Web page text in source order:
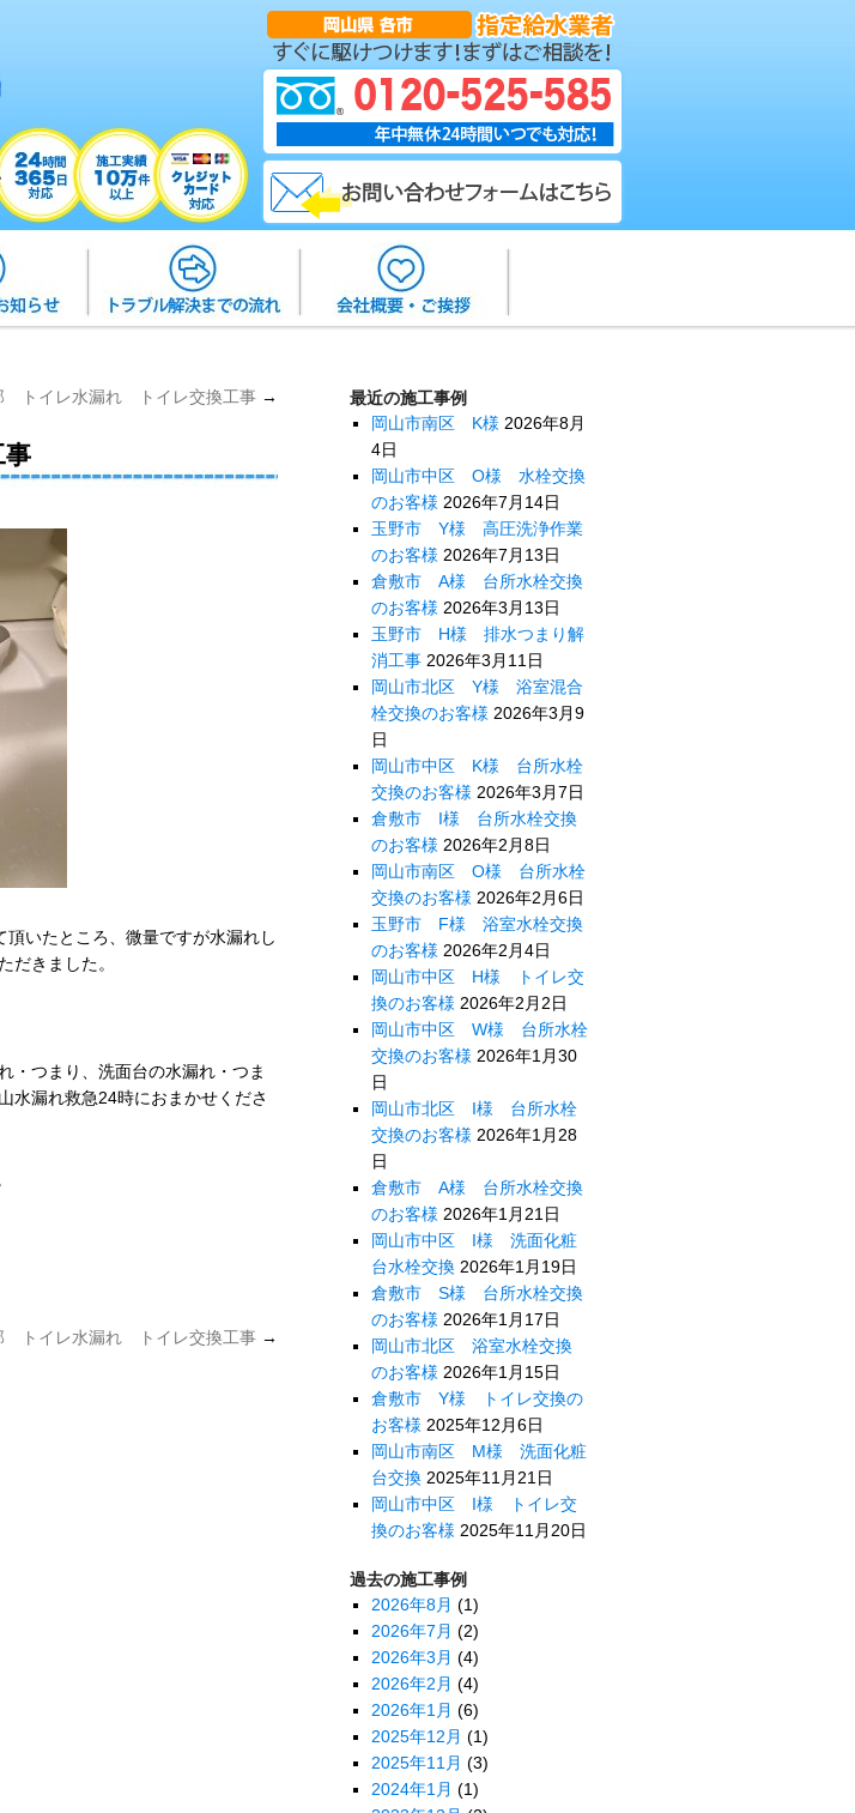
トイレ水漏れ トイレ交換工事 →
いたところ、微量ですが水漏れし
だきました。
・つまり、洗面台の水漏れ・つま
水漏れ救急24時におまかせくださ
トイレ水漏れ トイレ交換工事 →
最近の施工事例
岡山市南区 K様 2026年8月
4日
岡山市中区 O様 水栓交換
のお客様 2026年7月14日
玉野市 Y様 高圧洗浄作業
のお客様 2026年7月13日
倉敷市 A様 台所水栓交換
のお客様 2026年3月13日
玉野市 H様 排水つまり解
消工事 2026年3月11日
岡山市北区 Y様 浴室混合
栓交換のお客様 2026年3月9
日
岡山市中区 K様 台所水栓
交換のお客様 2026年3月7日
倉敷市 I様 台所水栓交換
のお客様 2026年2月8日
岡山市南区 O様 台所水栓
交換のお客様 2026年2月6日
玉野市 F様 浴室水栓交換
のお客様 2026年2月4日
岡山市中区 H様 トイレ交
換のお客様 2026年2月2日
岡山市中区 W様 台所水栓
交換のお客様 2026年1月30
日
岡山市北区 I様 台所水栓
交換のお客様 2026年1月28
日
倉敷市 A様 台所水栓交換
のお客様 2026年1月21日
岡山市中区 I様 洗面化粧
台水栓交換 2026年1月19日
倉敷市 S様 台所水栓交換
のお客様 2026年1月17日
岡山市北区 浴室水栓交換
のお客様 2026年1月15日
倉敷市 Y様 トイレ交換の
お客様 2025年12月6日
岡山市南区 M様 洗面化粧
台交換 2025年11月21日
岡山市中区 I様 トイレ交
換のお客様 2025年11月20日
過去の施工事例
2026年8月 (1)
2026年7月 (2)
2026年3月 (4)
2026年2月 (4)
2026年1月 (6)
2025年12月 (1)
2025年11月 (3)
2024年1月 (1)